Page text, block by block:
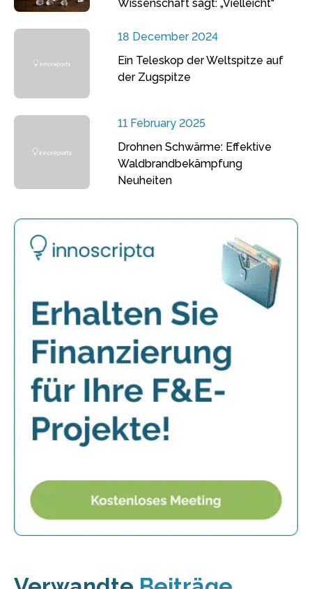
Wissenschaft sagt: „Vielleicht“
18 December 2024
Ein Teleskop der Weltspitze auf
der Zugspitze
11 February 2025
Drohnen Schwärme: Effektive
Waldbrandbekämpfung
Neuheiten